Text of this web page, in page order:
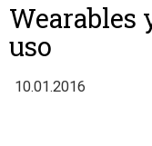
Wearables
uso
10.01.2016